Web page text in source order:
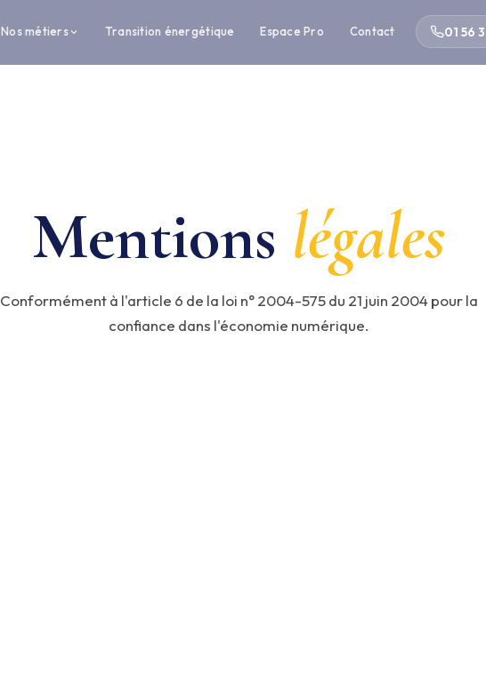
Nos métiers Transition énergétique Espace Pro Contact 01 56
Mentions légales
Conformément à l'article 6 de la loi n° 2004-575 du 21 juin 2004 pour la
confiance dans l'économie numérique.